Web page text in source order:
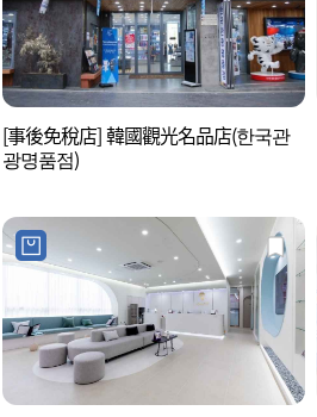
[事後免稅店] 韓國觀光名品店(한국관
광명품점)